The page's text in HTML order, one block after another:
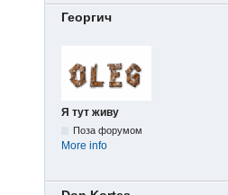
Георгич
Я тут живу
Поза форумом
More info